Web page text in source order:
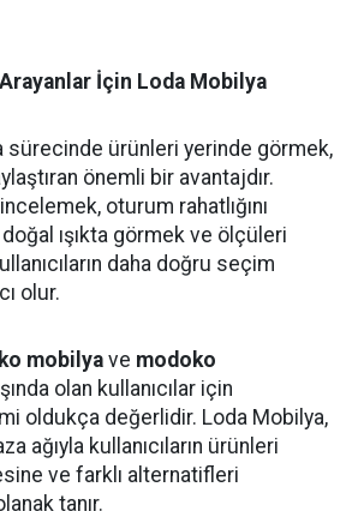
İçin Loda Mobilya
sürecinde ürünleri yerinde görmek,
önemli bir avantajdır.
oturum rahatlığını
ışıkta görmek ve ölçüleri
daha doğru seçim
olur.
mobilya ve modoko
olan kullanıcılar için
oldukça değerlidir. Loda Mobilya,
ağıyla kullanıcıların ürünleri
ve farklı alternatifleri
tanır.